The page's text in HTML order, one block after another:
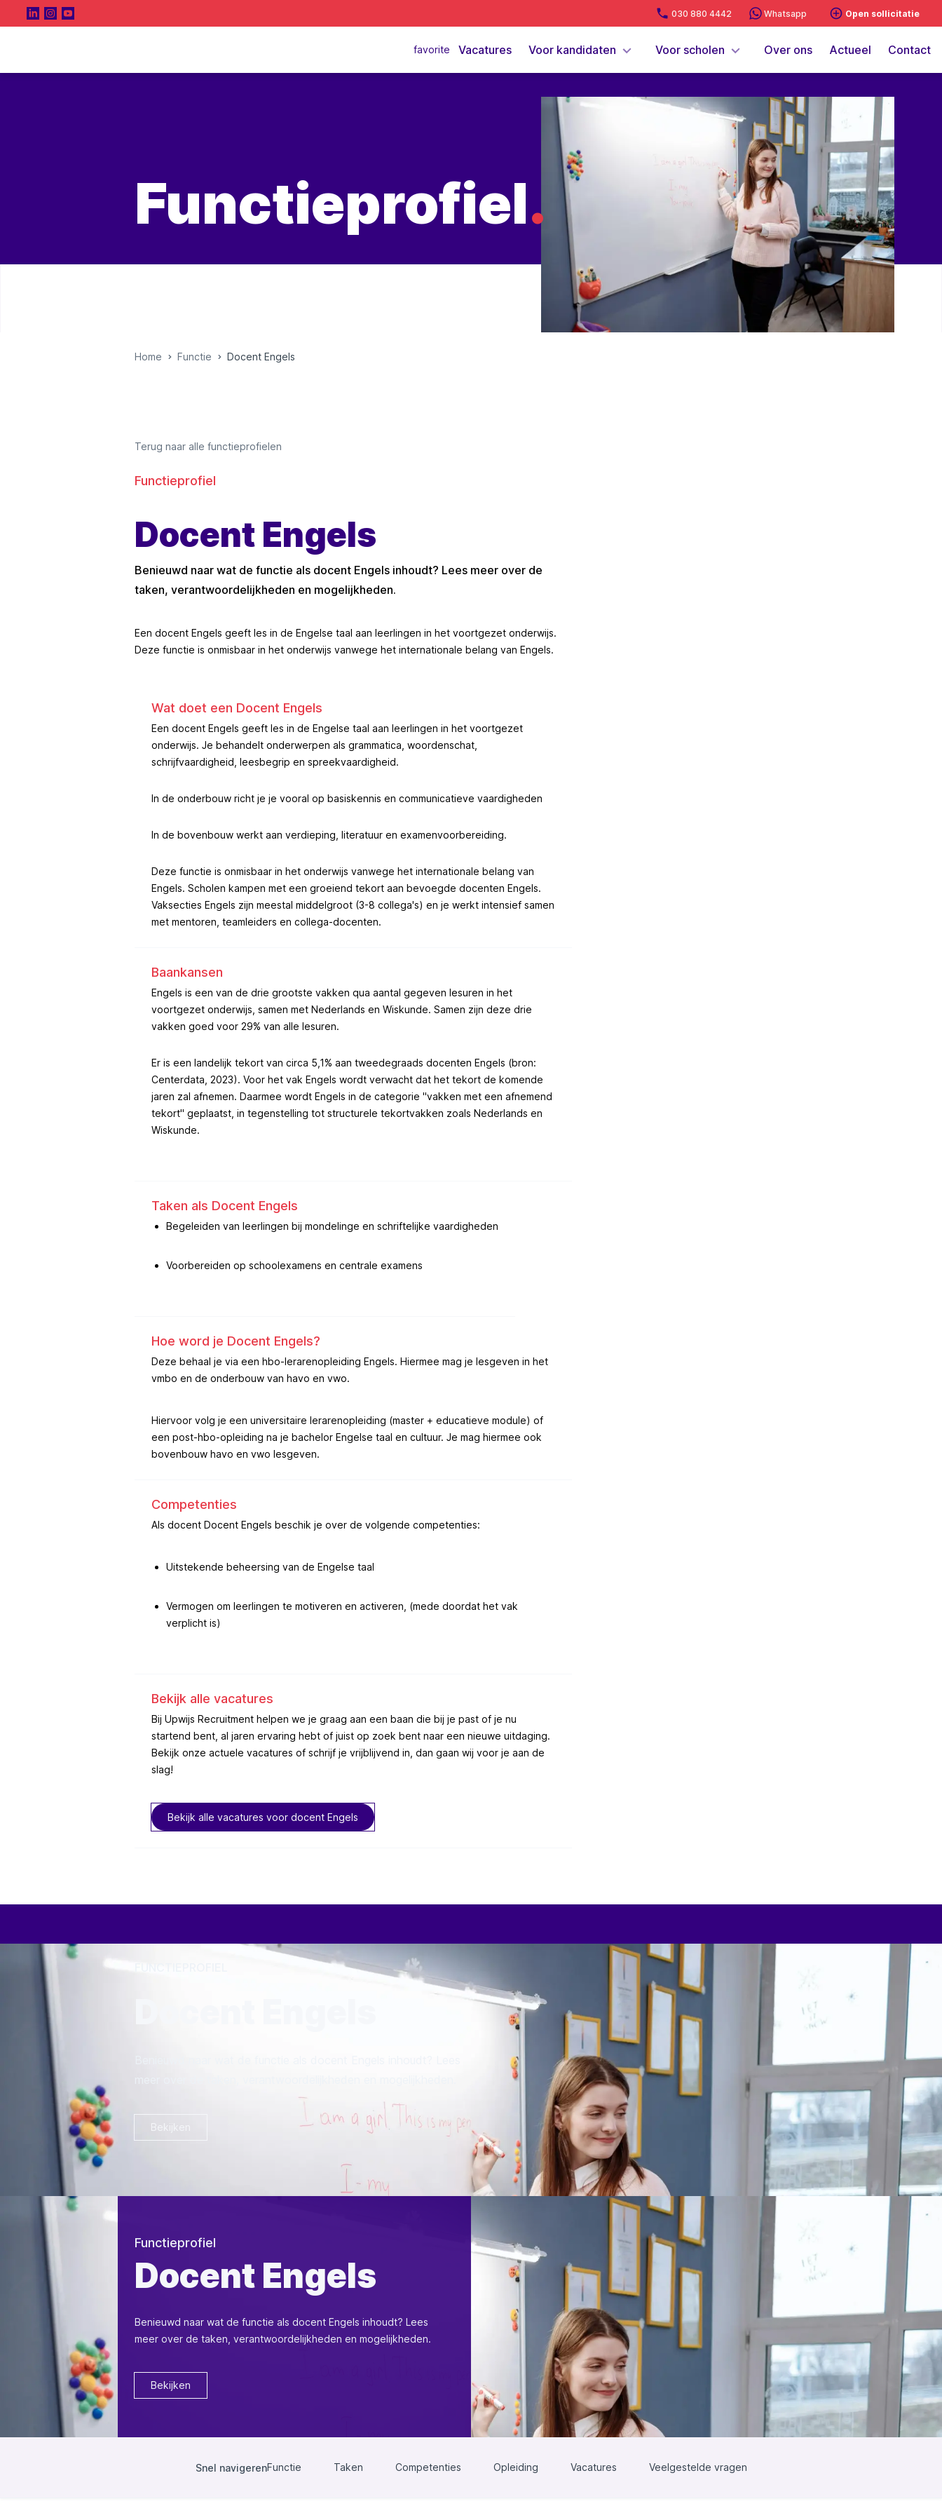
030 880 4442 Whatsapp Open sollicitatie
favorite Vacatures Voor kandidaten Voor scholen Over ons Actueel Contact
Functieprofiel.
Home Functie Docent Engels
Terug naar alle functieprofielen
Functieprofiel
Docent Engels
Benieuwd naar wat de functie als docent Engels inhoudt? Lees meer over de
taken, verantwoordelijkheden en mogelijkheden.
Een docent Engels geeft les in de Engelse taal aan leerlingen in het voortgezet onderwijs.
Deze functie is onmisbaar in het onderwijs vanwege het internationale belang van Engels.
Wat doet een Docent Engels
Een docent Engels geeft les in de Engelse taal aan leerlingen in het voortgezet
onderwijs. Je behandelt onderwerpen als grammatica, woordenschat,
schrijfvaardigheid, leesbegrip en spreekvaardigheid.
In de onderbouw richt je je vooral op basiskennis en communicatieve vaardigheden
In de bovenbouw werkt aan verdieping, literatuur en examenvoorbereiding.
Deze functie is onmisbaar in het onderwijs vanwege het internationale belang van
Engels. Scholen kampen met een groeiend tekort aan bevoegde docenten Engels.
Vaksecties Engels zijn meestal middelgroot (3-8 collega's) en je werkt intensief samen
met mentoren, teamleiders en collega-docenten.
Baankansen
Engels is een van de drie grootste vakken qua aantal gegeven lesuren in het
voortgezet onderwijs, samen met Nederlands en Wiskunde. Samen zijn deze drie
vakken goed voor 29% van alle lesuren​.
Er is een landelijk tekort van circa 5,1% aan tweedegraads docenten Engels (bron:
Centerdata, 2023). Voor het vak Engels wordt verwacht dat het tekort de komende
jaren zal afnemen. Daarmee wordt Engels in de categorie "vakken met een afnemend
tekort" geplaatst, in tegenstelling tot structurele tekortvakken zoals Nederlands en
Wiskunde​.
Taken als Docent Engels
Begeleiden van leerlingen bij mondelinge en schriftelijke vaardigheden
Voorbereiden op schoolexamens en centrale examens
Hoe word je Docent Engels?
Deze behaal je via een hbo-lerarenopleiding Engels. Hiermee mag je lesgeven in het
vmbo en de onderbouw van havo en vwo.
Hiervoor volg je een universitaire lerarenopleiding (master + educatieve module) of
een post-hbo-opleiding na je bachelor Engelse taal en cultuur. Je mag hiermee ook
bovenbouw havo en vwo lesgeven.
Competenties
Als docent Docent Engels beschik je over de volgende competenties:
Uitstekende beheersing van de Engelse taal
Vermogen om leerlingen te motiveren en activeren, (mede doordat het vak
verplicht is)
Bekijk alle vacatures
Bij Upwijs Recruitment helpen we je graag aan een baan die bij je past of je nu
startend bent, al jaren ervaring hebt of juist op zoek bent naar een nieuwe uitdaging.
Bekijk onze actuele vacatures of schrijf je vrijblijvend in, dan gaan wij voor je aan de
slag!
Bekijk alle vacatures voor docent Engels
Bekijken
Functieprofiel
Docent Engels
Benieuwd naar wat de functie als docent Engels inhoudt? Lees
meer over de taken, verantwoordelijkheden en mogelijkheden.
Bekijken
Snel navigerenFunctie Taken Competenties Opleiding Vacatures Veelgestelde vragen